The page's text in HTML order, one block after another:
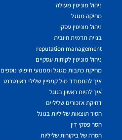
ניהול מוניטין מעולה
מחיקה מגוגל
ניהול מוניטין עסקי
בניית תדמית חיובית
reputation management
ניהול מוניטין לקוחות עסקיים
מחיקת כתבות מגוגל וממנועי חיפוש נוספים
איך להתמודד מול קמפיין שלילי באינטרנט
איך להיות ראשון בגוגל
דחיקת אזכורים שליליים
הסיר תוצאות שליליות בגוגל
הסר פסקי דין
הסרה של ביקורות שליליות